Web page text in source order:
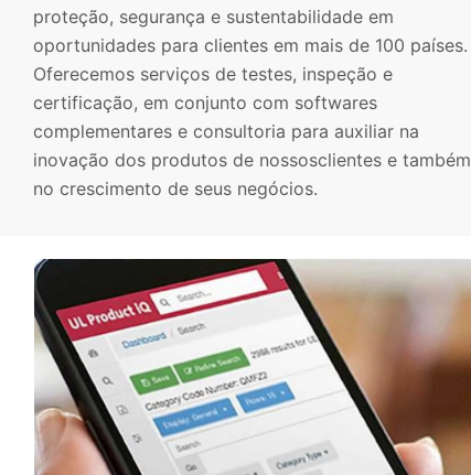
proteção, segurança e sustentabilidade em
oportunidades para clientes em mais de 100 países.
Oferecemos serviços de testes, inspeção e
certificação, em conjunto com softwares
complementares e consultoria para auxiliar na
inovação dos produtos de nossosclientes e também
no crescimento de seus negócios.